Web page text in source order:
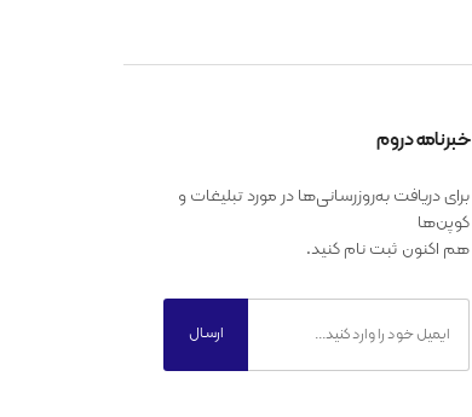
خبرنامه دروم
برای دریافت به‌روزرسانی‌ها در مورد تبلیغات و
کوپن‌ها
هم اکنون ثبت نام کنید.